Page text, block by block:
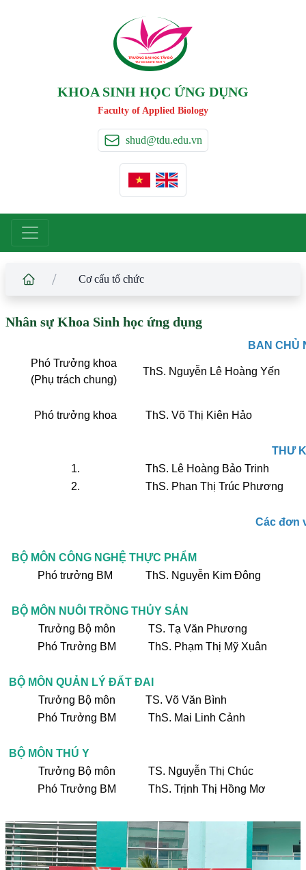
TRƯỜNG ĐẠI HỌC TÂY ĐÔ
TAY DO UNIVERSIT Y
KHOA SINH HỌC ỨNG DỤNG
Faculty of Applied Biology
shud@tdu.edu.vn
/ Cơ cấu tổ chức
Nhân sự Khoa Sinh học ứng dụng
BAN CHỦ
Phó Trưởng khoa
(Phụ trách chung)
ThS. Nguyễn Lê Hoàng Yến
Phó trưởng khoa ThS. Võ Thị Kiên Hảo
THƯ
1.
ThS. Lê Hoàng Bảo Trinh
2.
ThS. Phan Thị Trúc Phương
Các đơn
BỘ MÔN CÔNG NGHỆ THỰC PHẨM
Phó trưởng BM
ThS. Nguyễn Kim Đông
BỘ MÔN NUÔI TRỒNG THỦY SẢN
Trưởng Bộ môn
TS. Tạ Văn Phương
Phó Trưởng BM
ThS. Phạm Thị Mỹ Xuân
BỘ MÔN QUẢN LÝ ĐẤT ĐAI
Trưởng Bộ môn
TS. Võ Văn Bình
Phó Trưởng BM
ThS. Mai Linh Cảnh
BỘ MÔN THÚ Y
Trưởng Bộ môn
TS. Nguyễn Thị Chúc
Phó Trưởng BM
ThS. Trịnh Thị Hồng Mơ